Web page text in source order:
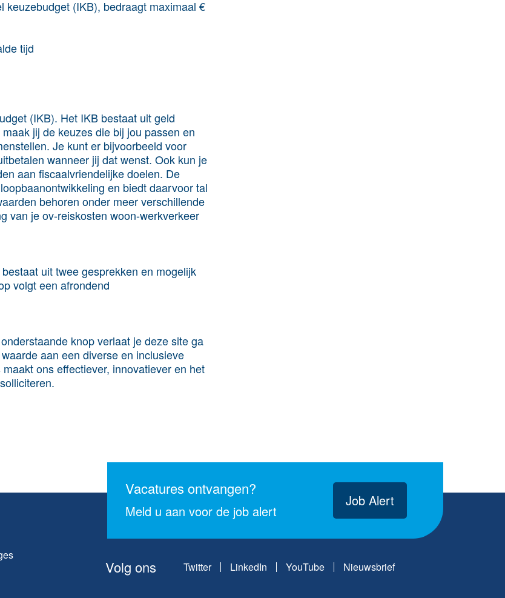
keuzebudget (IKB), bedraagt maximaal €
tijd
(IKB). Het IKB bestaat uit geld
jij de keuzes die bij jou passen en
Je kunt er bijvoorbeeld voor
wanneer jij dat wenst. Ook kun je
aan fiscaalvriendelijke doelen. De
en biedt daarvoor tal
behoren onder meer verschillende
van je ov-reiskosten woon-werkverkeer
uit twee gesprekken en mogelijk
volgt een afrondend
knop verlaat je deze site ga
aan een diverse en inclusieve
ons effectiever, innovatiever en het
Vacatures ontvangen?
Meld u aan voor de job alert
Job Alert
Volg ons Twitter LinkedIn YouTube Nieuwsbrief